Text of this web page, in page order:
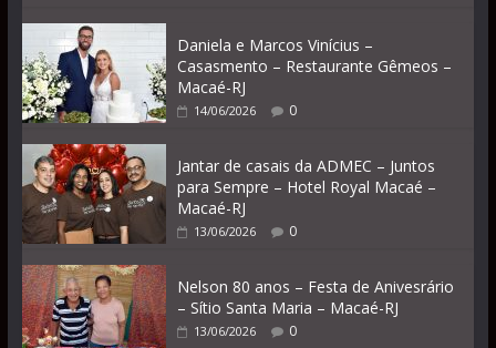
Daniela e Marcos Vinícius –
Casasmento – Restaurante Gêmeos –
Macaé-RJ
14/06/2026 0
Jantar de casais da ADMEC – Juntos
para Sempre – Hotel Royal Macaé –
Macaé-RJ
13/06/2026 0
Nelson 80 anos – Festa de Anivesrário
– Sítio Santa Maria – Macaé-RJ
13/06/2026 0